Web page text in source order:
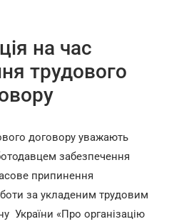
на час
трудового
договору уважають
забезпечення
припинення
за укладеним трудовим
України «Про організацію